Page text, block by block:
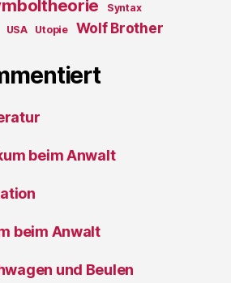
Syntax
USA Utopie Wolf Brother
beim Anwalt
beim Anwalt
und Beulen